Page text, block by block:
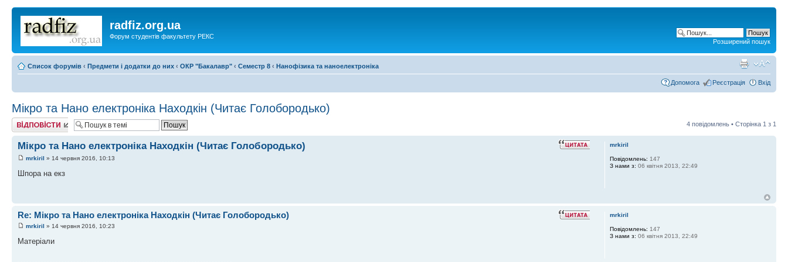
radfiz.org.ua
Форум студентів факультету РЕКС
Розширений пошук
Список форумів ‹ Предмети і додатки до них ‹ ОКР "Бакалавр" ‹ Семестр 8 ‹ Нанофізика та наноелектроніка
Допомога Реєстрація Вхід
Мікро та Нано електроніка Находкін (Читає Голобородько)
Відповісти 4 повідомлень • Сторінка 1 з 1
Мікро та Нано електроніка Находкін (Читає Голобородько)
mrkiril » 14 червня 2016, 10:13
Шпора на екз
mrkiril
Повідомлень: 147
З нами з: 06 квітня 2013, 22:49
Re: Мікро та Нано електроніка Находкін (Читає Голобородько)
mrkiril » 14 червня 2016, 10:23
Матеріали
mrkiril
Повідомлень: 147
З нами з: 06 квітня 2013, 22:49